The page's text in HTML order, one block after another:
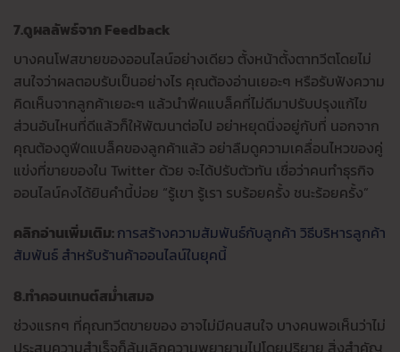
7.ดูผลลัพธ์จาก Feedback
บางคนโฟสขายของออนไลน์อย่างเดียว ตั้งหน้าตั้งตาทวีตโดยไม่
สนใจว่าผลตอบรับเป็นอย่างไร คุณต้องอ่านเยอะๆ หรือรับฟังความ
คิดเห็นจากลูกค้าเยอะๆ แล้วนำฟีคแบล็คที่ไม่ดีมาปรับปรุงแก้ไข
ส่วนอันไหนที่ดีแล้วก็ให้พัฒนาต่อไป อย่าหยุดนิ่งอยู่กับที่ นอกจาก
คุณต้องดูฟีดแบล็คของลูกค้าแล้ว อย่าลืมดูความเคลื่อนไหวของคู่
แข่งที่ขายของใน Twitter ด้วย จะได้ปรับตัวทัน เชื่อว่าคนทำธุรกิจ
ออนไลน์คงได้ยินคำนี้บ่อย “รู้เขา รู้เรา รบร้อยครั้ง ชนะร้อยครั้ง”
คลิกอ่านเพิ่มเติม:การสร้างความสัมพันธ์กับลูกค้า วิธีบริหารลูกค้า
สัมพันธ์ สำหรับร้านค้าออนไลน์ในยุคนี้
8.ทำคอนเทนต์สม่ำเสมอ
ช่วงแรกๆ ที่คุณทวีตขายของ อาจไม่มีคนสนใจ บางคนพอเห็นว่าไม่
ประสบความสำเร็จก็ล้มเลิกความพยายามไปโดยปริยาย สิ่งสำคัญ